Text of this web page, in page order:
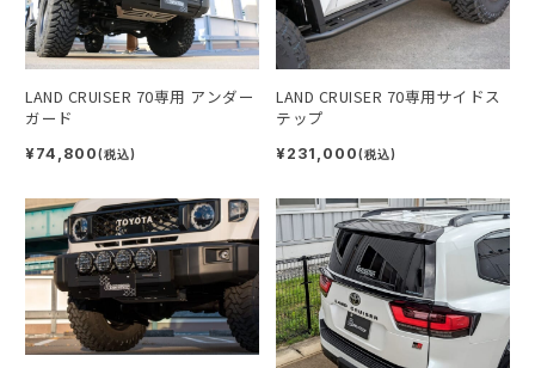
LAND CRUISER 70専用 アンダー
ガード
¥74,800(税込)
LAND CRUISER 70専用サイドス
テップ
¥231,000(税込)